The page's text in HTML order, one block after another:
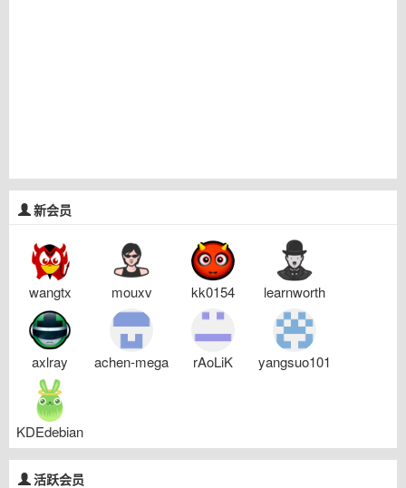
新会员
wangtx mouxv kk0154 learnworth
axlray achen-mega rAoLiK yangsuo101
KDEdebian
活跃会员